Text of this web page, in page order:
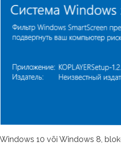
10 või Windows 8,